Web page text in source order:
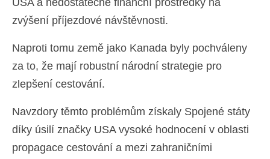
USA a nedostatečné finanční prostředky na
zvýšení příjezdové návštěvnosti.
Naproti tomu země jako Kanada byly pochváleny
za to, že mají robustní národní strategie pro
zlepšení cestování.
Navzdory těmto problémům získaly Spojené státy
díky úsilí značky USA vysoké hodnocení v oblasti
propagace cestování a mezi zahraničními